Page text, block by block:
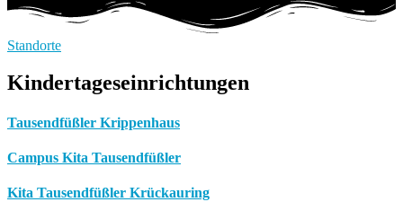
Standorte
Kindertageseinrichtungen
Tausendfüßler Krippenhaus
Campus Kita Tausendfüßler
Kita Tausendfüßler Krückauring